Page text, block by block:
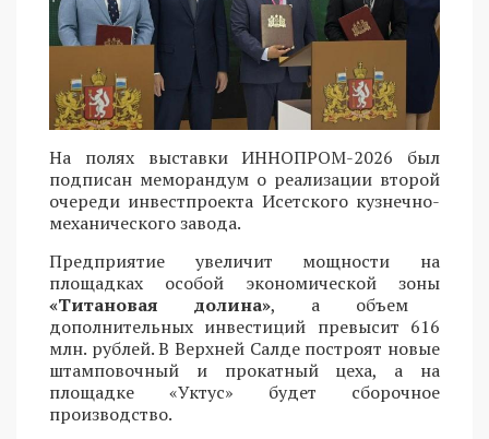
На полях выставки ИННОПРОМ-2026 был
подписан меморандум о реализации второй
очереди инвестпроекта Исетского кузнечно-
механического завода.
Предприятие увеличит мощности на
площадках особой экономической зоны
«Титановая долина», а объем
дополнительных инвестиций превысит 616
млн. рублей. В Верхней Салде построят новые
штамповочный и прокатный цеха, а на
площадке «Уктус» будет сборочное
производство.